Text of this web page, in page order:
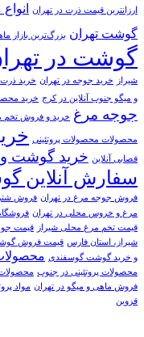
ارزانترین قیمت ذرت در تهران
گوشت تهران بزرگ‌ترین بازار
گوشت در
شیراز
خرید جوجه در تهران خرید ذرت
و میگو جنوب آنلاین در کرج خرید
جوجه مرغ خرید و فروش تخم
محصولات محصولات پروتئینی
قصابی آنلاین خرید گوشت و
سفارش آنلاین
فروش جوجه مرغ در تهران فروش
مرغ و خروس محلی در تهران
قیمت تخم مرغ محلی شیراز قیمت
شیراز، استان فارس قیمت فروش
و خرید گوشت گوسفندی
محصولات پروتئینی در جنوب محصولات
فروش ماهی و میگو در تهران مواد
قزوین